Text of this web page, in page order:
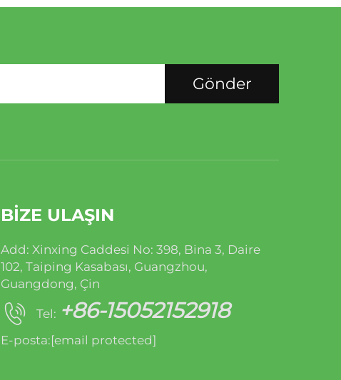
Gönder
BIZE ULAŞIN
Add: Xinxing Caddesi No: 398, Bina 3, Daire
102, Taiping Kasabası, Guangzhou,
Guangdong, Çin
Tel: +86-15052152918
E-posta:[email protected]